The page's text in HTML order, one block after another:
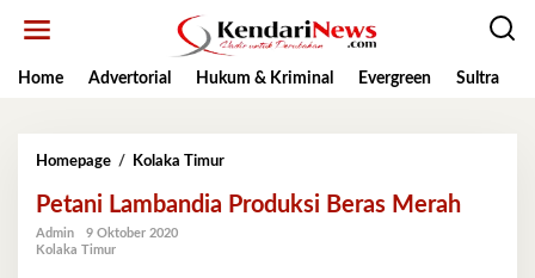
Home
Advertorial Hukum & Kriminal Evergreen Sultra
Homepage / Kolaka TimurPetani
Produksi
Petani Lambandia Produksi Beras Merah
Admin
9 Oktober 2020
Kolaka Timur